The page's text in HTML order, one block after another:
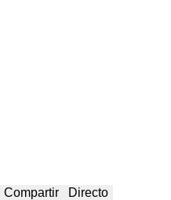
Compartir Directo